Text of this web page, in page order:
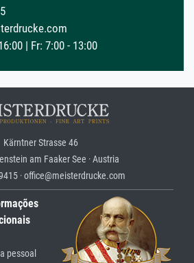
| Fr: 7:00 - 13:00
Kärntner Strasse 46
am Faaker See · Austria
· office@meisterdrucke.com
pessoal